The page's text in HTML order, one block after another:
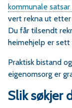
kommunale satsar
vert rekna ut
Du får tilsendt
heimehjelp er sett
Praktisk bistand
eigenomsorg er
Slik søkjer